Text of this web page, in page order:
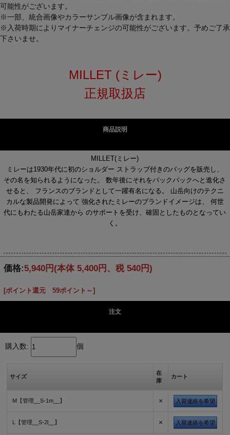
可能性がございます。
※一部、統合画像やカラーサンプル画像が含まれます。
※入荷時期によりマイナーチェンジの可能性がございます。予めご了承
下さいませ。
MILLET (ミレー)
正規取扱店
商品説明
MILLET(ミレー)
ミレーは1930年代に初のショルダー ストラップ付きのバッグを販売し、
その名を知られるようになった。 数年後にそれをバックパックへと進化さ
せると、 フランスのブランドとして一躍有名になる。 山岳向けのテクニ
カルな製品開発によって 強化されたミレーのブランドイメージは、 何世
代にもわたる山岳家達から のサポートを受け、確固としたものとなってい
く。
価格:5,940円 (本体 5,400円、税 540円)
[ポイント還元 59ポイント～]
注文
購入数: 個
サイズ
在
庫
カート
M【管理__S-1m__】 × 入荷連絡を希望
L【管理__S-2l__】 × 入荷連絡を希望